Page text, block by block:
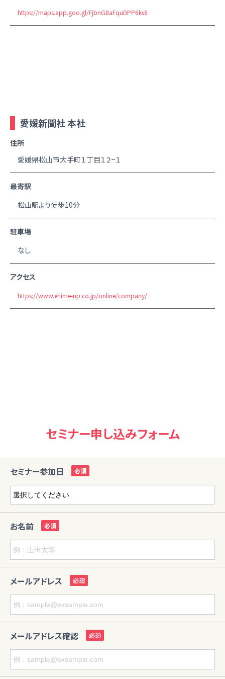
https://maps.app.goo.gl/FjbnG8aFquDPP6ks6
愛媛新聞社 本社
住所
愛媛県松山市大手町１丁目１２−１
最寄駅
松山駅より徒歩10分
駐車場
なし
アクセス
https://www.ehime-np.co.jp/online/company/
セミナー申し込みフォーム
セミナー参加日
お名前
メールアドレス
メールアドレス確認